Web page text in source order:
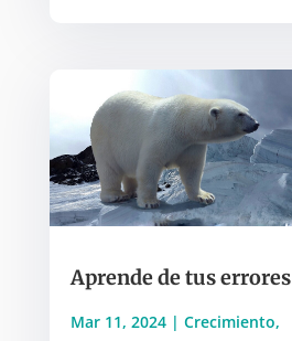
Aprende de tus errores
Mar 11, 2024| Crecimiento,